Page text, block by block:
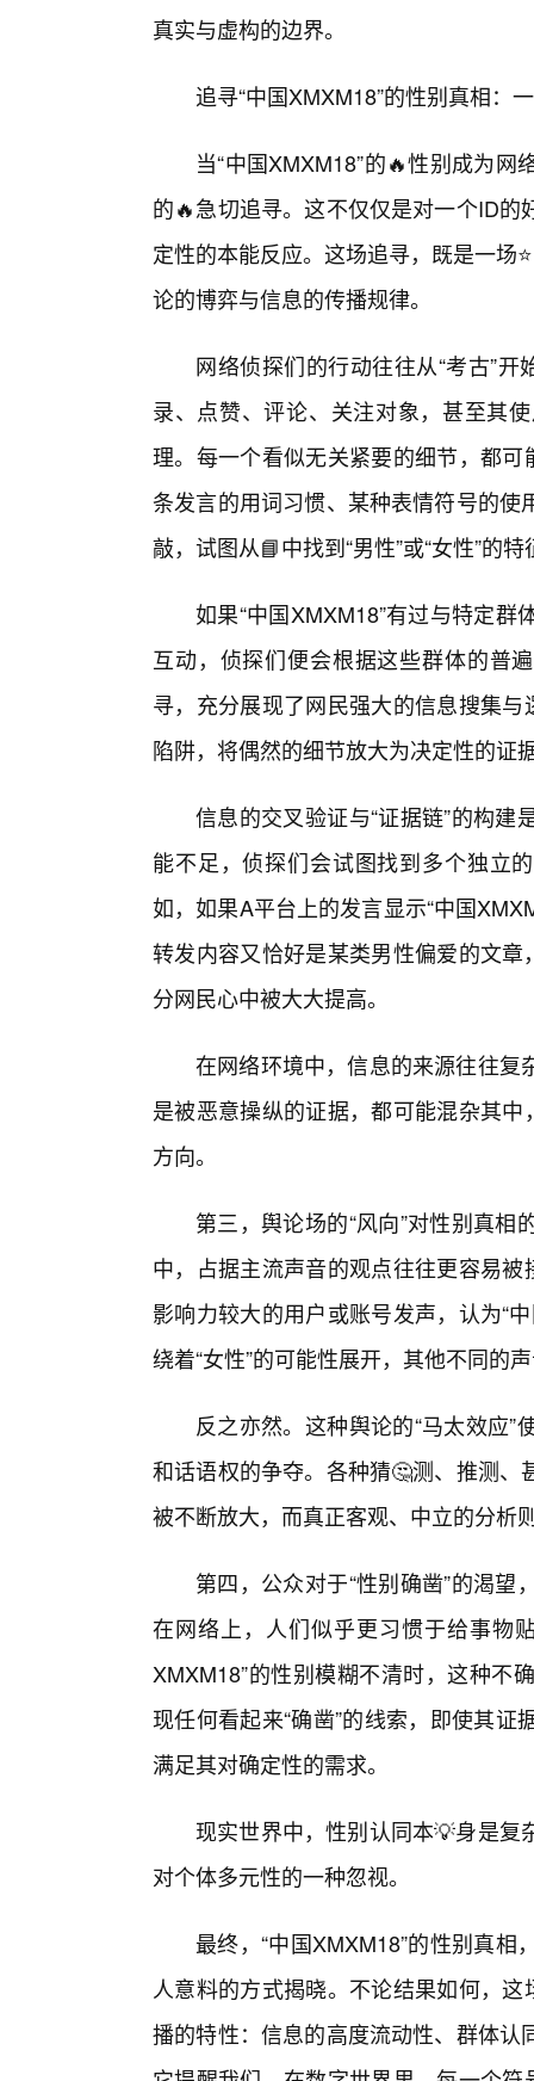
真实与虚构的边界。
追寻“中国XMXM18”的性别真相：
当“中国XMXM18”的🔥性别成为
的🔥急切追寻。这不仅仅是对一个ID
定性的本能反应。这场追寻，既是一场
论的博弈与信息的传播规律。
网络侦探们的行动往往从“考古”开
录、点赞、评论、关注对象，甚至其
理。每一个看似无关紧要的细节，都
条发言的用词习惯、某种表情符号的
敲，试图从📘中找到“男性”或“女性”的特
如果“中国XMXM18”有过与特定
互动，侦探们便会根据这些群体的普
寻，充分展现了网民强大的信息搜集
陷阱，将偶然的细节放大为决定性的证
信息的交叉验证与“证据链”的构
能不足，侦探们会试图找到多个独立
如，如果A平台上的发言显示“中国
转发内容又恰好是某类男性偏爱的文章
分网民心中被大大提高。
在网络环境中，信息的来源往往复
是被恶意操纵的证据，都可能混杂其
方向。
第三，舆论场的“风向”对性别真
中，占据主流声音的观点往往更容易
影响力较大的用户或账号发声，认为“
绕着“女性”的可能性展开，其他不同的
反之亦然。这种舆论的“马太效应
和话语权的争夺。各种猜🤔测、推测
被不断放大，而真正客观、中立的分析
第四，公众对于“性别确凿”的渴
在网络上，人们似乎更习惯于给事物
XMXM18”的性别模糊不清时，这种不
现任何看起来“确凿”的线索，即使其
满足其对确定性的需求。
现实世界中，性别认同本💡身是复
对个体多元性的一种忽视。
最终，“中国XMXM18”的性别真
人意料的方式揭晓。不论结果如何，
播的特性：信息的高度流动性、群体